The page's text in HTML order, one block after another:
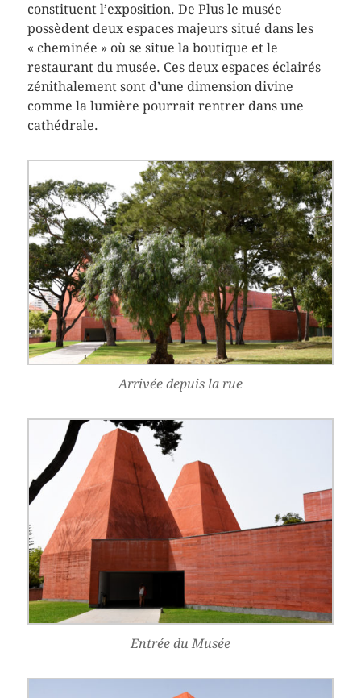
constituent l’exposition. De Plus le musée
possèdent deux espaces majeurs situé dans les
« cheminée » où se situe la boutique et le
restaurant du musée. Ces deux espaces éclairés
zénithalement sont d’une dimension divine
comme la lumière pourrait rentrer dans une
cathédrale.
Arrivée depuis la rue
Entrée du Musée